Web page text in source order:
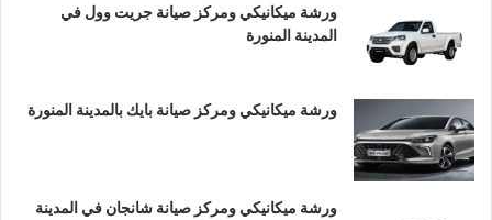
ورشة ميكانيكي ومركز صيانة جريت وول في
المدينة المنورة
ورشة ميكانيكي ومركز صيانة بايك بالمدينة المنورة
ورشة ميكانيكي ومركز صيانة شانجان في المدينة